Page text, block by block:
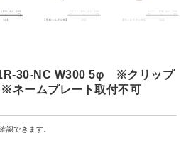
30-NC W300 5φ ※クリップ
ネームプレート取付不可
認できます。